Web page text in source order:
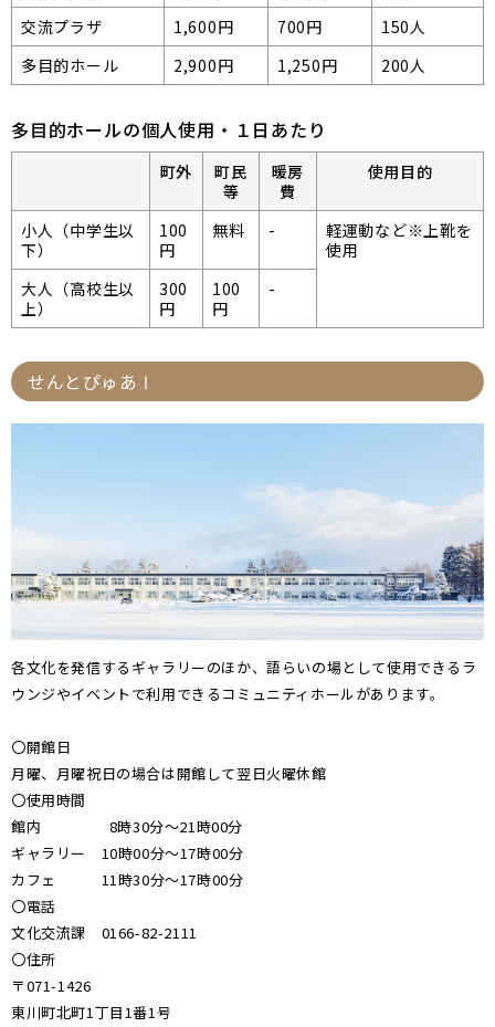
交流プラザ
1,600円 700円
150人
多目的ホール
2,900円 1,250円 200人
多目的ホールの個人使用・１日あたり
町外
町民
等
暖房
費
使用目的
小人（中学生以
下）
100
円
無料 -
軽運動など※上靴を
使用
大人（高校生以
上）
300
円
100
円
-
せんとぴゅあⅠ
各文化を発信するギャラリーのほか、語らいの場として使用できるラ
ウンジやイベントで利用できるコミュニティホールがあります。
〇開館日
月曜、月曜祝日の場合は開館して翌日火曜休館
〇使用時間
館内 8時30分～21時00分
ギャラリー 10時00分～17時00分
カフェ 11時30分～17時00分
〇電話
文化交流課 0166-82-2111
〇住所
〒071-1426
東川町北町1丁目1番1号